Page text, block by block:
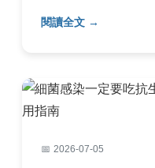
慌。
閱讀全文
2026-07-05